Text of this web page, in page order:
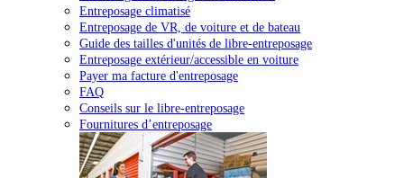
Entreposage climatisé
Entreposage de VR, de voiture et de bateau
Guide des tailles d'unités de libre-entreposage
Entreposage extérieur/accessible en voiture
Payer ma facture d'entreposage
FAQ
Conseils sur le libre-entreposage
Fournitures d’entreposage